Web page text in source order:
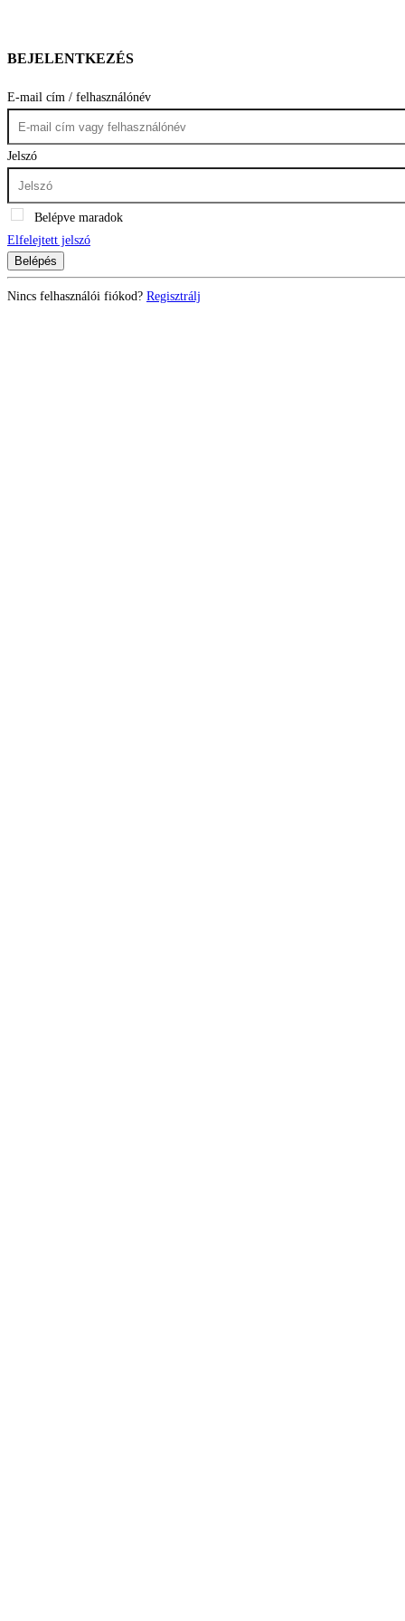
BEJELENTKEZÉS
E-mail cím / felhasználónév
Jelszó
Belépve maradok
Elfelejtett jelszó
Belépés
Nincs felhasználói fiókod? Regisztrálj